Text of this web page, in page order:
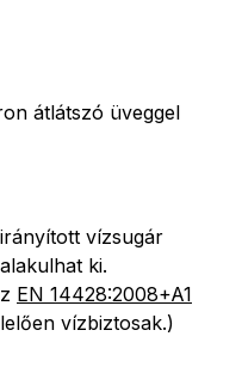
átlátszó üveggel
vízsugár
ki.
EN 14428:2008+A1
vízbiztosak.)